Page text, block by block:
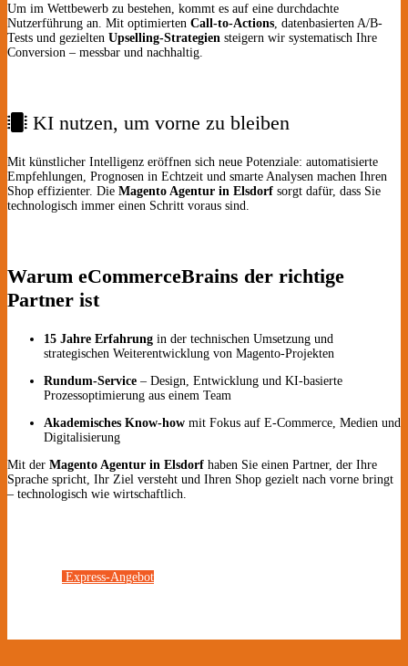
Um im Wettbewerb zu bestehen, kommt es auf eine durchdachte
Nutzerführung an. Mit optimierten Call-to-Actions , datenbasierten A/B-
Tests und gezielten Upselling-Strategien steigern wir systematisch Ihre
Conversion – messbar und nachhaltig.
KI nutzen, um vorne zu bleiben
Mit künstlicher Intelligenz eröffnen sich neue Potenziale: automatisierte
Empfehlungen, Prognosen in Echtzeit und smarte Analysen machen Ihren
Shop effizienter. Die Magento Agentur in Elsdorf sorgt dafür, dass Sie
technologisch immer einen Schritt voraus sind.
Warum eCommerceBrains der richtige
Partner ist
15 Jahre Erfahrung in der technischen Umsetzung und
strategischen Weiterentwicklung von Magento-Projekten
Rundum-Service – Design, Entwicklung und KI-basierte
Prozessoptimierung aus einem Team
Akademisches Know-how mit Fokus auf E-Commerce, Medien und
Digitalisierung
Mit der Magento Agentur in Elsdorf haben Sie einen Partner, der Ihre
Sprache spricht, Ihr Ziel versteht und Ihren Shop gezielt nach vorne bringt
– technologisch wie wirtschaftlich.
Express-Angebot